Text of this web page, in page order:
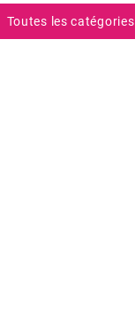
Toutes les catégories